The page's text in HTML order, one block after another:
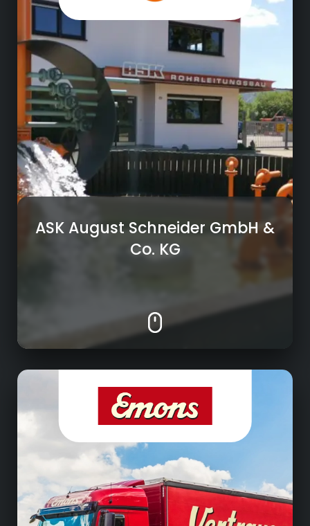
Bau und Verlegung von Gas- und
Wasserleitungen
Bau von Fernwärmenetzen
Kanalbau
Bau von Entwässerungs- und
Versickerungssystemen
Erschliessung von Baugebieten
Vermessungsleistungen
ASK August Schneider GmbH &
Co. KG
Logistik
• Transport von Stückgut im nationalen und
internationalen Verkehr
• Organisation von Luft- und
Seefrachttransporten weltweit
• Lagerung, Kommissionierung und
Kontraktlogistik